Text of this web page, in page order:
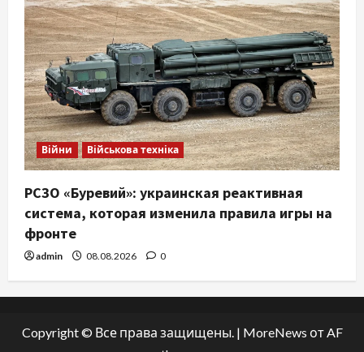
Війни Військова техніка
РСЗО «Буревий»: украинская реактивная
система, которая изменила правила игры на
фронте
admin 08.08.2026 0
Copyright © Все права защищены. | MoreNews от AF